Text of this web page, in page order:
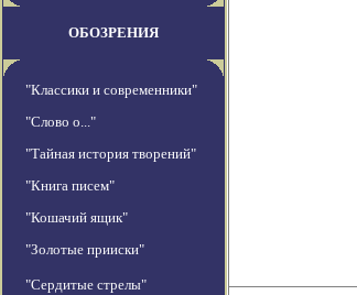
ОБОЗРЕНИЯ
"Классики и современники"
"Слово о..."
"Тайная история творений"
"Книга писем"
"Кошачий ящик"
"Золотые прииски"
"Сердитые стрелы"